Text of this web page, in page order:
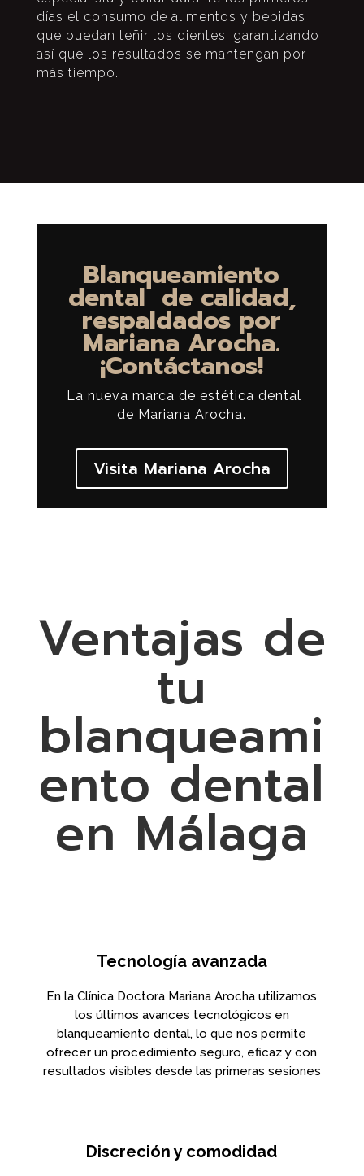
días el consumo de alimentos y bebidas
que puedan teñir los dientes, garantizando
así que los resultados se mantengan por
más tiempo.
Blanqueamiento
dental de calidad,
respaldados por
Mariana Arocha.
¡Contáctanos!
La nueva marca de estética dental
de Mariana Arocha.
Visita Mariana Arocha
Ventajas de
tu
blanqueami
ento dental
en Málaga
Tecnología avanzada
En la Clínica Doctora Mariana Arocha utilizamos
los últimos avances tecnológicos en
blanqueamiento dental, lo que nos permite
ofrecer un procedimiento seguro, eficaz y con
resultados visibles desde las primeras sesiones
Discreción y comodidad